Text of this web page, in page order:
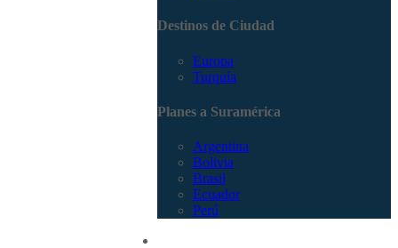
Destinos de Ciudad
Europa
Turquía
Planes a Suramérica
Argentina
Bolivia
Brasil
Ecuador
Perú